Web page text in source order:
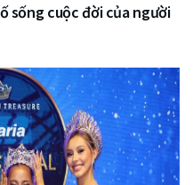
sống cuộc đời của người